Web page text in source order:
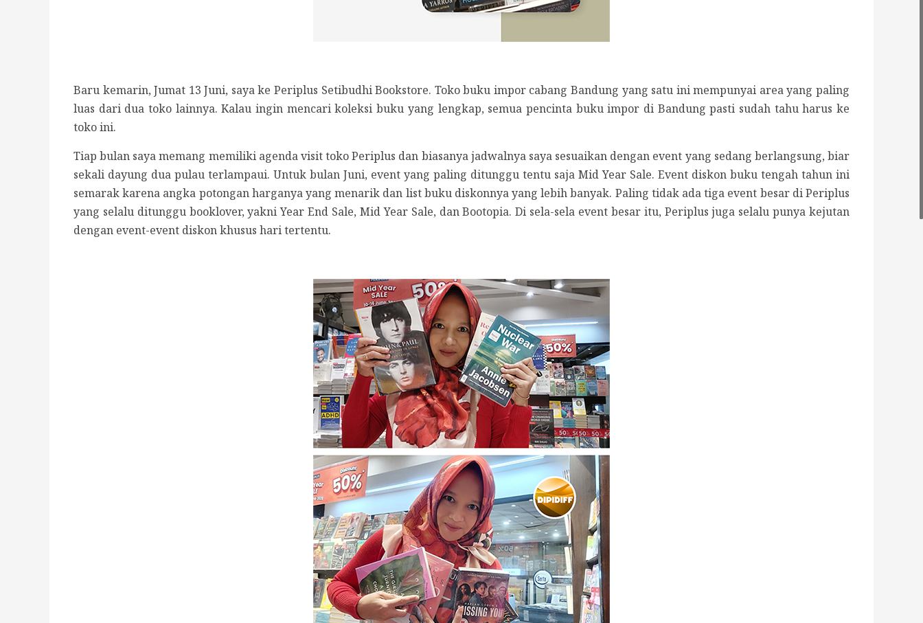
Baru kemarin, Jumat 13 Juni, saya ke Periplus Setibudhi Bookstore. Toko buku impor cabang Bandung yang satu ini mempunyai area yang paling
luas dari dua toko lainnya. Kalau ingin mencari koleksi buku yang lengkap, semua pencinta buku impor di Bandung pasti sudah tahu harus ke
toko ini.
Tiap bulan saya memang memiliki agenda visit toko Periplus dan biasanya jadwalnya saya sesuaikan dengan event yang sedang berlangsung, biar
sekali dayung dua pulau terlampaui. Untuk bulan Juni, event yang paling ditunggu tentu saja Mid Year Sale. Event diskon buku tengah tahun ini
semarak karena angka potongan harganya yang menarik dan list buku diskonnya yang lebih banyak. Paling tidak ada tiga event besar di Periplus
yang selalu ditunggu booklover, yakni Year End Sale, Mid Year Sale, dan Bootopia. Di sela-sela event besar itu, Periplus juga selalu punya kejutan
dengan event-event diskon khusus hari tertentu.